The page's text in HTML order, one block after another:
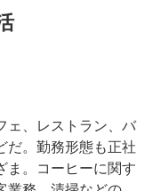
ェ、レストラン、バ
だ。勤務形態も正社
ま。コーヒーに関す